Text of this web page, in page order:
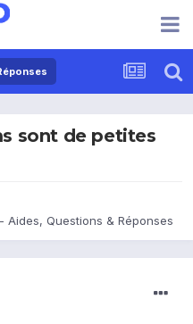
sont de petites
Aides, Questions & Réponses